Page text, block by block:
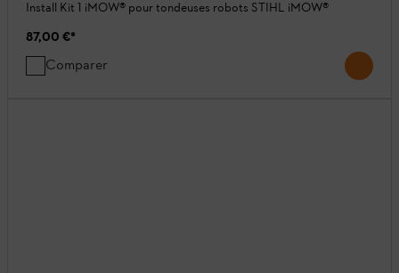
Install Kit 1 iMOW® pour tondeuses robots STIHL iMOW®
87,00 €*
Comparer